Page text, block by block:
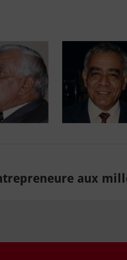
aux